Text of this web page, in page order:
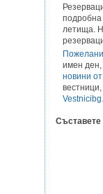
летища.
имен ден,
новини
Съставете